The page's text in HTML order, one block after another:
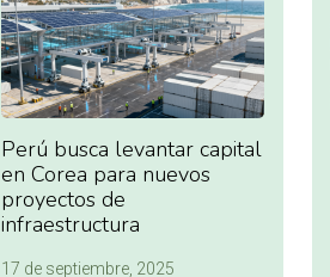
Perú busca levantar capital
en Corea para nuevos
proyectos de
infraestructura
17 de septiembre, 2025